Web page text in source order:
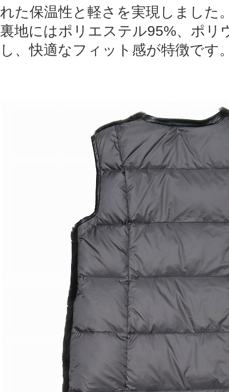
れた保温性と軽さを実現しました
裏地にはポリエステル95%、ポリ
し、快適なフィット感が特徴です